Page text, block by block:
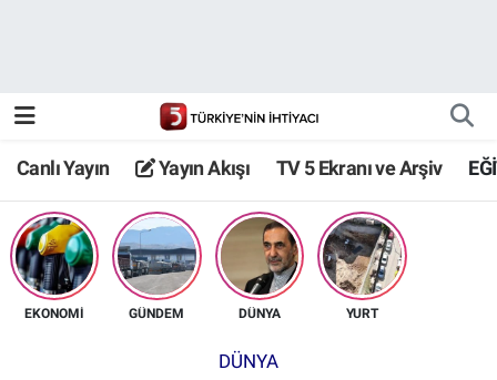
Canlı Yayın Yayın Akışı TV 5 Ekranı ve Arşiv
EKONOMİ GÜNDEM DÜNYA YURT
DÜNYA
TV 5 Ekranı ve Arşiv